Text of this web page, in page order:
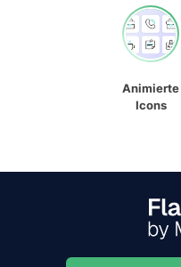
Animierte
Icons